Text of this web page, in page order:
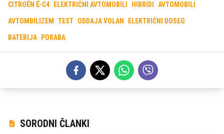
CITROËN Ë-C4 ELEKTRIČNI AVTOMOBILI HIBRIDI AVTOMOBILI
AVTOMBILIZEM TEST ODDAJA VOLAN ELEKTRIČNI DOSEG
BATERIJA PORABA
SORODNI ČLANKI